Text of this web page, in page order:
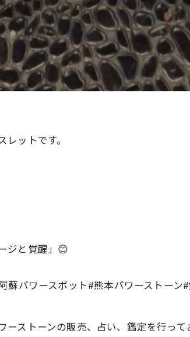
ットです。
ジと覚醒」😊
蘇パワースポット#熊本パワーストー
ーストーンの販売、占い、鑑定を行っ